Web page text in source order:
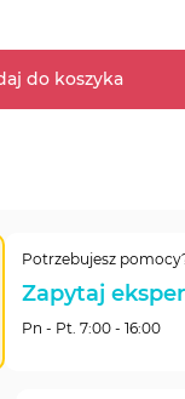
do koszyka
Potrzebujesz
Zapytaj
Pn - Pt. 7:00 - 16:00